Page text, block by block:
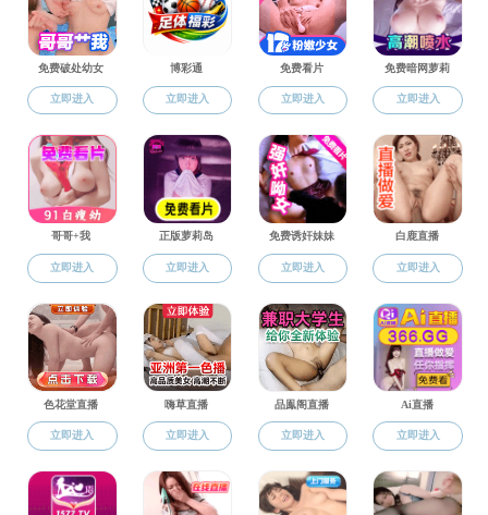
微生物与生化药学和生药学党支部
药剂学党支部